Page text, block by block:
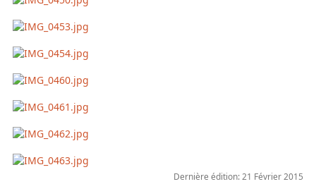
Dernière édition:21 Février 2015